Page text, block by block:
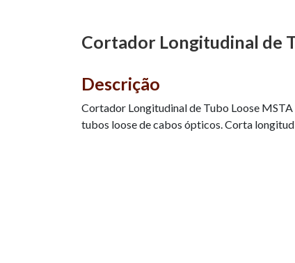
Cortador Longitudinal de
Descrição
Cortador Longitudinal de Tubo Loose
tubos loose de cabos ópticos. Corta